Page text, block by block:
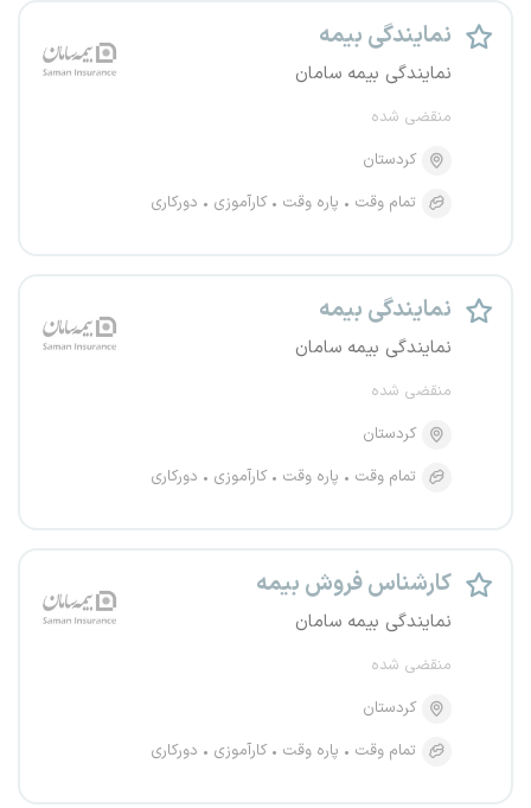
نمایندگی بیمه
نمایندگی بیمه سامان
منقضی شده
کردستان
تمام وقت
پاره وقت کارآموزی دورکاری
نمایندگی بیمه
نمایندگی بیمه سامان
منقضی شده
کردستان
تمام وقت
پاره وقت کارآموزی دورکاری
کارشناس فروش بیمه
نمایندگی بیمه سامان
منقضی شده
کردستان
تمام وقت
پاره وقت کارآموزی دورکاری